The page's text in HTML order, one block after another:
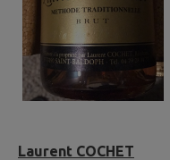
Laurent COCHET